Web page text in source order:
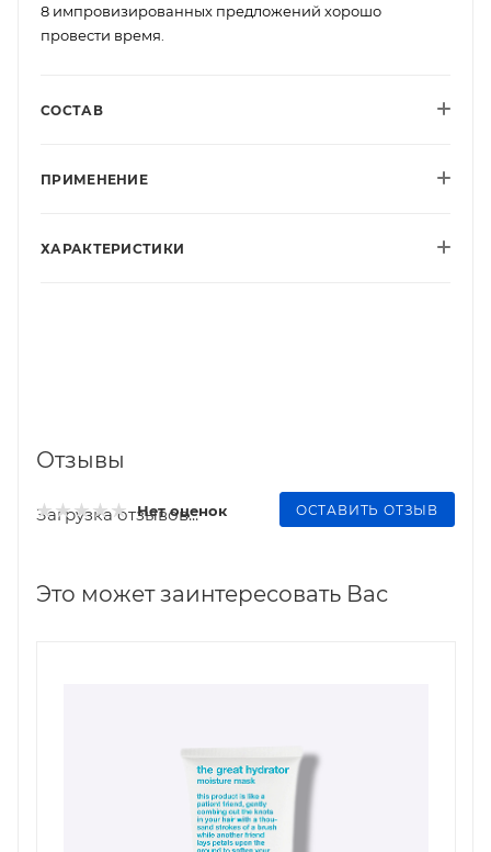
8 импровизированных предложений хорошо
провести время.
СОСТАВ
ПРИМЕНЕНИЕ
ХАРАКТЕРИСТИКИ
Отзывы
Нет оценок ОСТАВИТЬ ОТЗЫВ
Загрузка отзывов...
Это может заинтересовать Вас